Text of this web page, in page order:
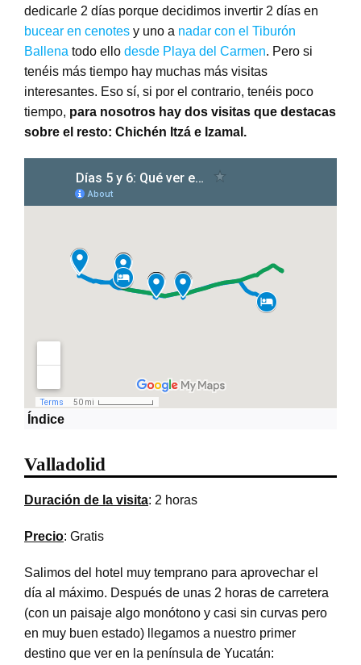
dedicarle 2 días porque decidimos invertir 2 días en
bucear en cenotes y uno a nadar con el Tiburón
Ballena todo ello desde Playa del Carmen. Pero si
tenéis más tiempo hay muchas más visitas
interesantes. Eso sí, si por el contrario, tenéis poco
tiempo, para nosotros hay dos visitas que destacas
sobre el resto: Chichén Itzá e Izamal.
Índice
Valladolid
Duración de la visita: 2 horas
Precio: Gratis
Salimos del hotel muy temprano para aprovechar el
día al máximo. Después de unas 2 horas de carretera
(con un paisaje algo monótono y casi sin curvas pero
en muy buen estado) llegamos a nuestro primer
destino que ver en la península de Yucatán: